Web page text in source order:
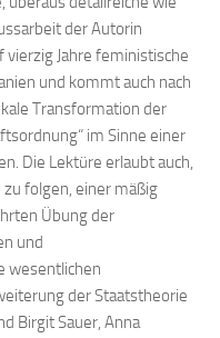
der Autorin
vierzig Jahre feministische
und kommt auch nach
Transformation der
im Sinne einer
Die Lektüre erlaubt auch,
folgen, einer mäßig
Übung der
und
wesentlichen
der Staatstheorie
Birgit Sauer, Anna